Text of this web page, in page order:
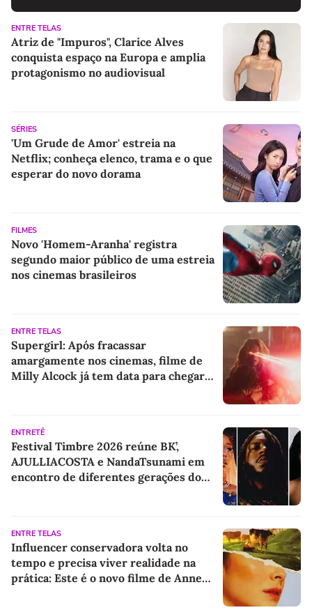
ENTRE TELAS
Atriz de "Impuros", Clarice Alves
conquista espaço na Europa e amplia
protagonismo no audiovisual
SÉRIES
'Um Grude de Amor' estreia na
Netflix; conheça elenco, trama e o que
esperar do novo dorama
FILMES
Novo 'Homem-Aranha' registra
segundo maior público de uma estreia
nos cinemas brasileiros
ENTRE TELAS
Supergirl: Após fracassar
amargamente nos cinemas, filme de
Milly Alcock já tem data para chegar
ENTRETÊ
Festival Timbre 2026 reúne BK’,
AJULLIACOSTA e NandaTsunami em
encontro de diferentes gerações do
ENTRE TELAS
Influencer conservadora volta no
tempo e precisa viver realidade na
prática: Este é o novo filme de Anne